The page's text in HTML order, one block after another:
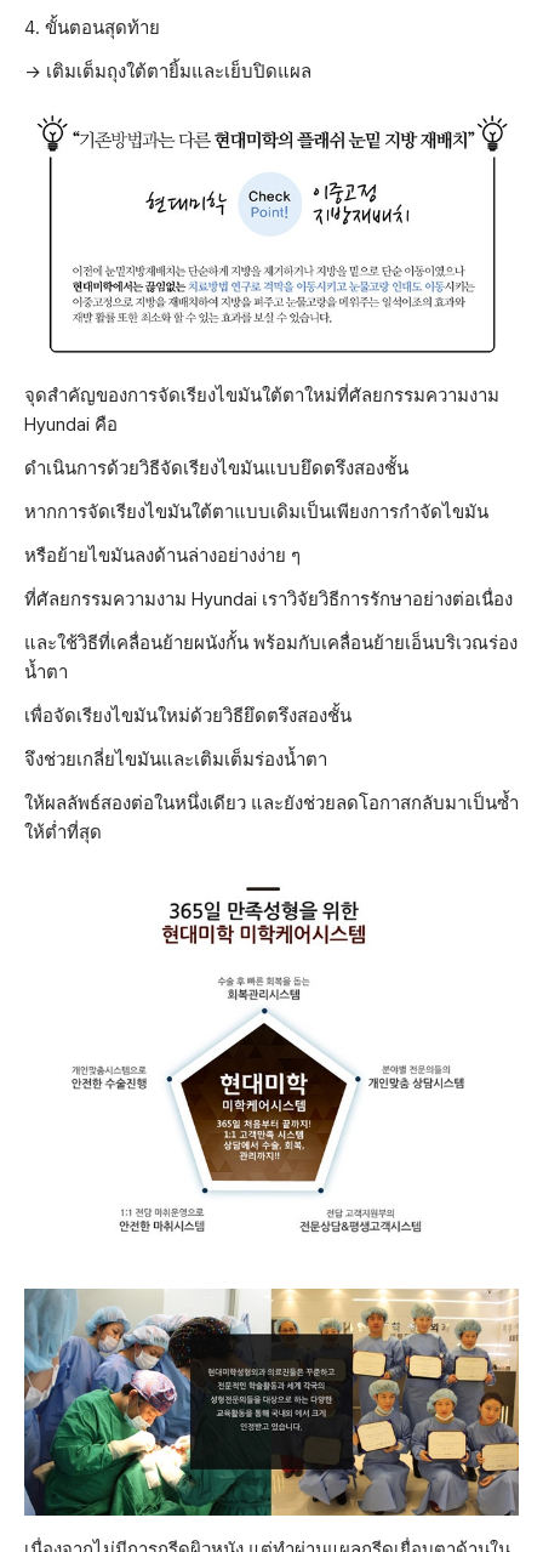
4. ขั้นตอนสุดท้าย
→ เติมเต็มถุงใต้ตายิ้มและเย็บปิดแผล
จุดสำคัญของการจัดเรียงไขมันใต้ตาใหม่ที่ศัลยกรรมความงาม
Hyundai คือ
ดำเนินการด้วยวิธีจัดเรียงไขมันแบบยึดตรึงสองชั้น
หากการจัดเรียงไขมันใต้ตาแบบเดิมเป็นเพียงการกำจัดไขมัน
หรือย้ายไขมันลงด้านล่างอย่างง่าย ๆ
ที่ศัลยกรรมความงาม Hyundai เราวิจัยวิธีการรักษาอย่างต่อเนื่อง
และใช้วิธีที่เคลื่อนย้ายผนังกั้น พร้อมกับเคลื่อนย้ายเอ็นบริเวณร่อง
น้ำตา
เพื่อจัดเรียงไขมันใหม่ด้วยวิธียึดตรึงสองชั้น
จึงช่วยเกลี่ยไขมันและเติมเต็มร่องน้ำตา
ให้ผลลัพธ์สองต่อในหนึ่งเดียว และยังช่วยลดโอกาสกลับมาเป็นซ้ำ
ให้ต่ำที่สุด